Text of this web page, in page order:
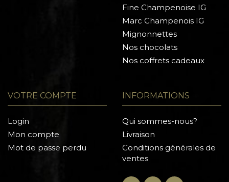
Fine Champenoise IG
Marc Champenois IG
Mignonnettes
Nos chocolats
Nos coffrets cadeaux
VOTRE COMPTE
Login
Mon compte
Mot de passe perdu
INFORMATIONS
Qui sommes-nous?
Livraison
Conditions générales de
ventes